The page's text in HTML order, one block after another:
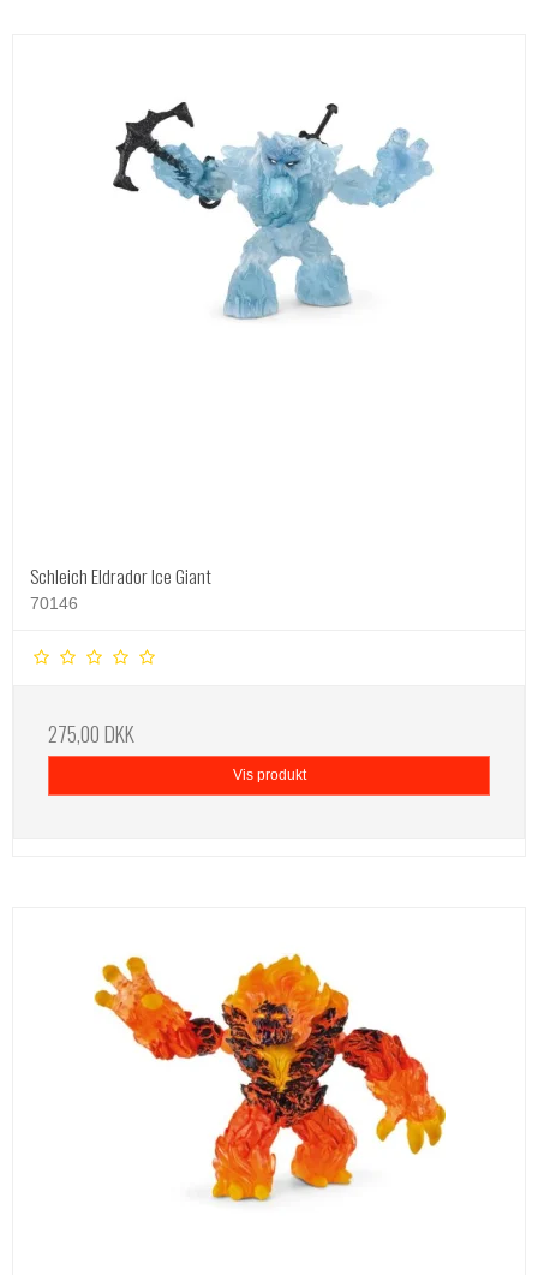
Schleich Eldrador Ice Giant
70146
275,00 DKK
Vis produkt